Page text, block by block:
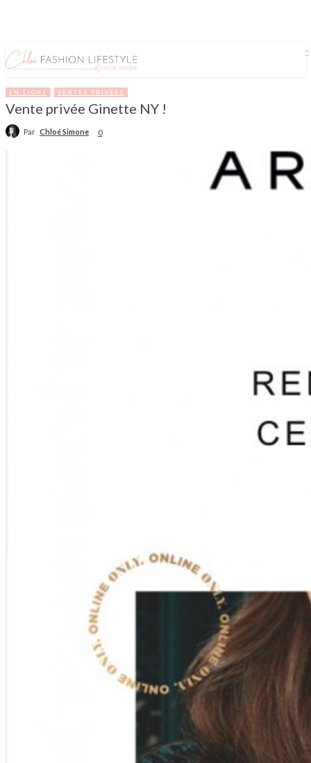
EN LIGNE VENTES PRIVÉES
Vente privée Ginette NY !
Par Chloé Simone 0